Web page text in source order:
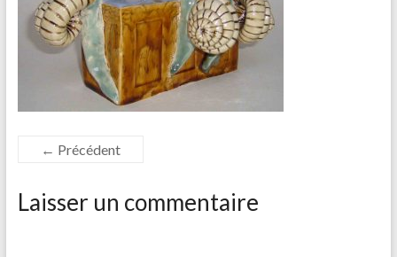
← Précédent
Laisser un commentaire